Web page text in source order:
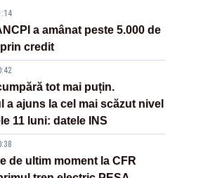
a amânat peste 5.000 de
credit
tot mai puțin.
a ajuns la cel mai scăzut nivel
11 luni: datele INS
de ultim moment la CFR